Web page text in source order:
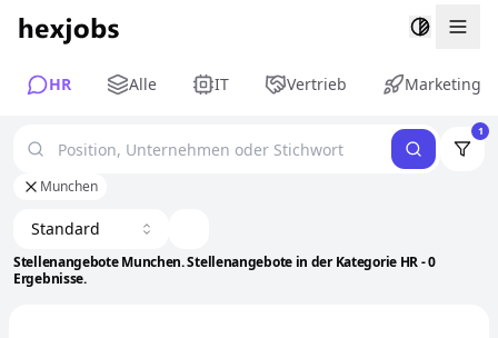
HR Alle IT Vertrieb Marketing
1
Munchen
Stellenangebote Munchen. Stellenangebote in der Kategorie HR - 0
Ergebnisse.
Standard